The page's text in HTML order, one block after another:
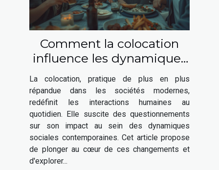
Comment la colocation
influence les dynamiques
sociales contemporaines
La colocation, pratique de plus en plus
répandue dans les sociétés modernes,
redéfinit les interactions humaines au
quotidien. Elle suscite des questionnements
sur son impact au sein des dynamiques
sociales contemporaines. Cet article propose
de plonger au cœur de ces changements et
d'explorer...